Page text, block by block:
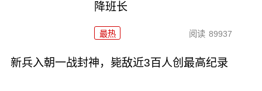
降班长
最热 阅读 89937
新兵入朝一战封神，毙敌近3百人创最高纪录